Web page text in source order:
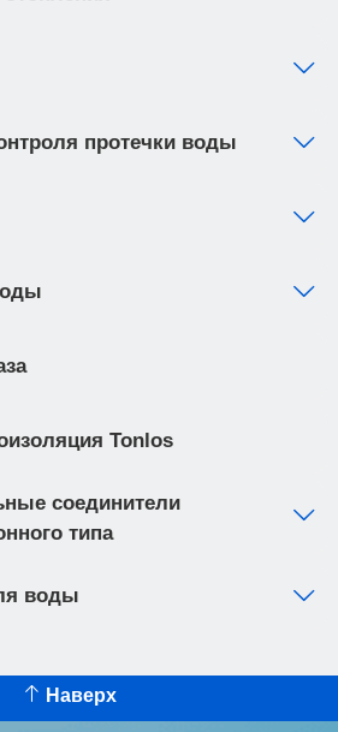
надежность и
продукцию вы
и комфорт в вашем
вперед.протечки воды
Tonlos
соединители
типа
воды
Наверх